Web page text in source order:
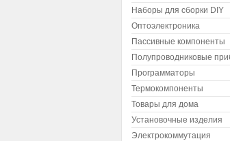
Наборы для сборки DIY
Оптоэлектроника
Пассивные компоненты
Полупроводниковые
Программаторы
Термокомпоненты
Товары для дома
Установочные изделия
Электрокоммутация